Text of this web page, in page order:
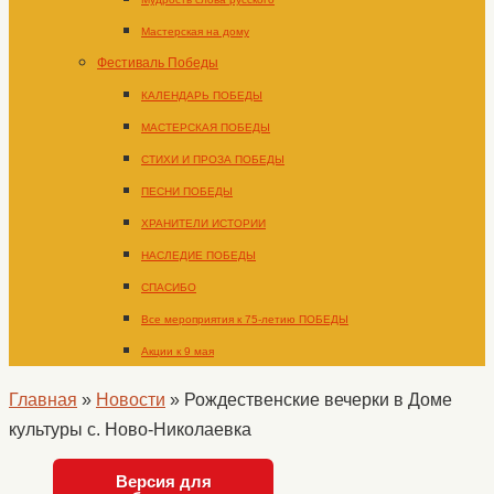
Мастерская на дому
Фестиваль Победы
КАЛЕНДАРЬ ПОБЕДЫ
МАСТЕРСКАЯ ПОБЕДЫ
СТИХИ И ПРОЗА ПОБЕДЫ
ПЕСНИ ПОБЕДЫ
ХРАНИТЕЛИ ИСТОРИИ
НАСЛЕДИЕ ПОБЕДЫ
СПАСИБО
Все мероприятия к 75-летию ПОБЕДЫ
Акции к 9 мая
Главная » Новости » Рождественские вечерки в Доме
культуры с. Ново-Николаевка
Версия для